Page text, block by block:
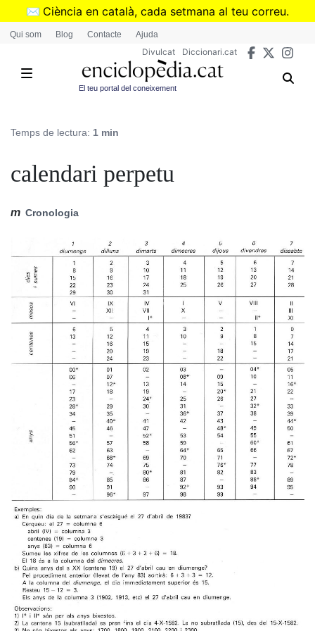
Vés
✉️ Ciència en català, cada setmana al teu correu.
➜Subscriu-te al butlletí de Divulcat
Qui som Blog Contacte Ajuda
Divulcat Diccionari.cat
El teu portal del coneixement
Temps de lectura: 1 min
calendari perpetu
m Cronologia